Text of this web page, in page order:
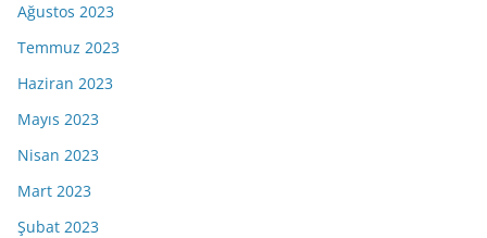
Ağustos 2023
Temmuz 2023
Haziran 2023
Mayıs 2023
Nisan 2023
Mart 2023
Şubat 2023